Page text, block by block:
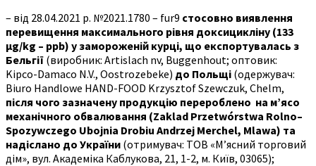
– від 28.04.2021 р. №2021.1780 – fur9 стосовно виявлення
перевищення максимального рівня доксицикліну (133
µg/kg – ppb) у замороженій курці, що експортувалась з
Бельгії (виробник: Artislach nv, Buggenhout; оптовик:
Kipco-Damaco N.V., Oostrozebeke) до Польщі (одержувач:
Biuro Handlowe HAND-FOOD Krzysztof Szewczuk, Chelm,
після чого зазначену продукцію перероблено на м’ясо
механічного обвалювання (Zaklad Przetwórstwa Rolno–
Spozywczego Ubojnia Drobiu Andrzej Merchel, Mlawa) та
надіслано до України (отримувач: ТОВ «М’ясний торговий
дім», вул. Академіка Каблукова, 21, 1-2, м. Київ, 03065);